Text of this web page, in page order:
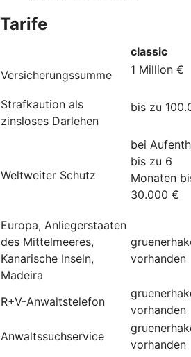
Tarife
classic
Versicherungssumme
1 Million €
Strafkaution als
zinsloses Darlehen
bis zu
Weltweiter Schutz
bei
bis zu 6
Monaten
30.000 €
Europa, Anliegerstaaten
des Mittelmeeres,
Kanarische Inseln,
Madeira
vorhanden
R+V-Anwaltstelefon
vorhanden
Anwaltssuchservice
vorhanden